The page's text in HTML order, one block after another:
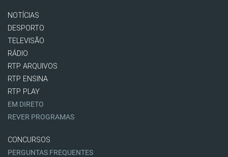
NOTÍCIAS
DESPORTO
TELEVISÃO
RÁDIO
RTP ARQUIVOS
RTP ENSINA
RTP PLAY
EM DIRETO
REVER PROGRAMAS
CONCURSOS
PERGUNTAS FREQUENTES